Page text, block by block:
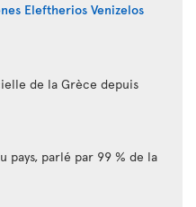
Eleftherios Venizelos
de la Grèce depuis
pays, parlé par 99 % de la